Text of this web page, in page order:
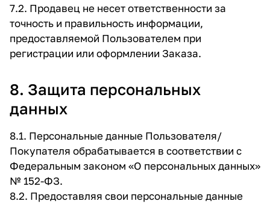
7.2. Продавец не несет ответственности за
точность и правильность информации,
предоставляемой Пользователем при
регистрации или оформлении Заказа.
8. Защита персональных
данных
8.1. Персональные данные Пользователя/
Покупателя обрабатывается в соответствии с
Федеральным законом «О персональных данных»
№ 152-ФЗ.
8.2. Предоставляя свои персональные данные